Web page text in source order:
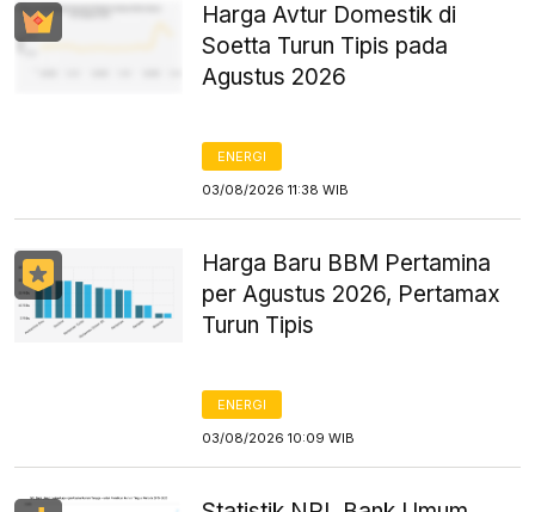
Harga Avtur Domestik di
Soetta Turun Tipis pada
Agustus 2026
ENERGI
03/08/2026 11:38 WIB
Harga Baru BBM Pertamina
per Agustus 2026, Pertamax
Turun Tipis
ENERGI
03/08/2026 10:09 WIB